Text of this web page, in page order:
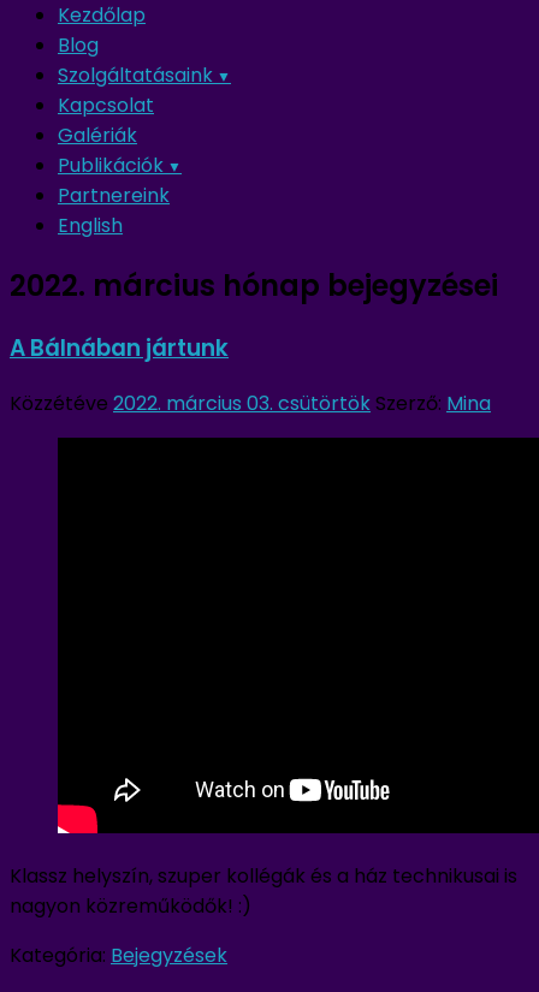
Kezdőlap
Blog
Szolgáltatásaink
Kapcsolat
Galériák
Publikációk
Partnereink
English
2022. március hónap bejegyzései
A Bálnában jártunk
Közzétéve 2022. március 03. csütörtök Szerző: Mina
Klassz helyszín, szuper kollégák és a ház technikusai is
nagyon közreműködők! :)
Kategória: Bejegyzések